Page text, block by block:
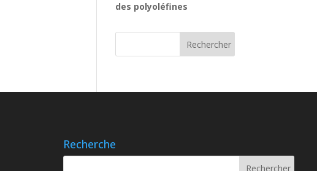
des polyoléfines
Recherche